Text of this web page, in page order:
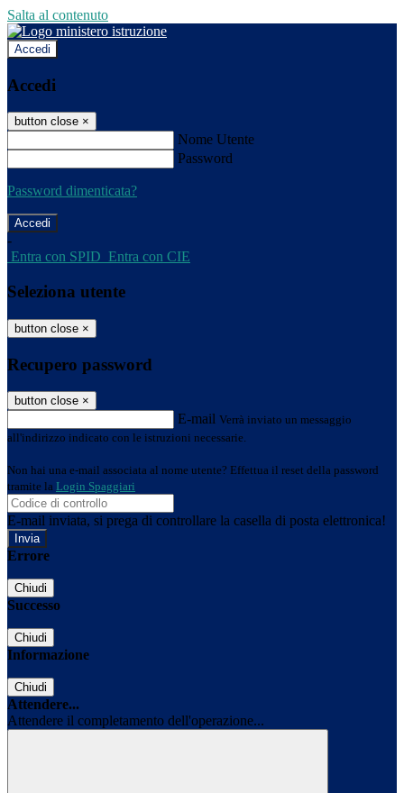
Salta al contenuto
Accedi
Accedi
button close ×
Nome Utente
Password
Password dimenticata?
-
Entra con SPID Entra con CIE
Seleziona utente
button close ×
Recupero password
button close ×
E-mail Verrà inviato un messaggio
all'indirizzo indicato con le istruzioni necessarie.
Non hai una e-mail associata al nome utente? Effettua il reset della password
tramite la Login Spaggiari
E-mail inviata, si prega di controllare la casella di posta elettronica!
Errore
Chiudi
Successo
Chiudi
Informazione
Chiudi
Attendere...
Attendere il completamento dell'operazione...